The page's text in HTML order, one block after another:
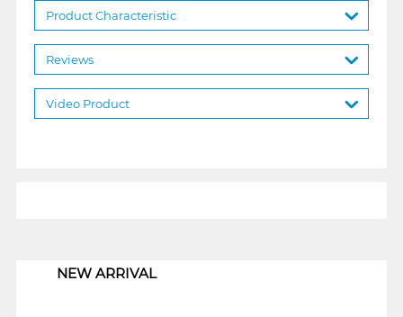
Product Characteristic
Reviews
Video Product
NEW ARRIVAL